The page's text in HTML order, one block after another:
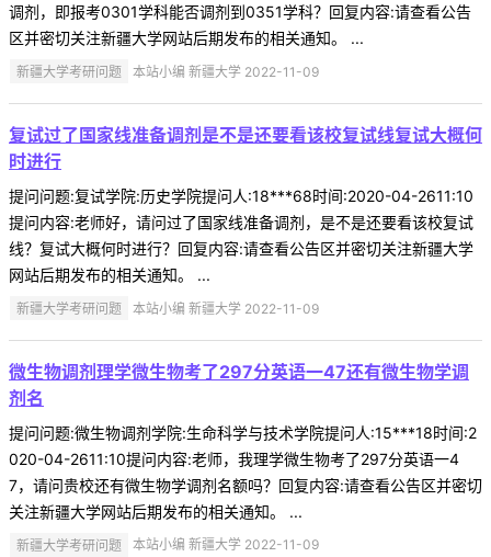
调剂，即报考0301学科能否调剂到0351学科？回复内容:请查看公告
区并密切关注新疆大学网站后期发布的相关通知。 ...
新疆大学考研问题 本站小编 新疆大学 2022-11-09
复试过了国家线准备调剂是不是还要看该校复试线复试大概何
时进行
提问问题:复试学院:历史学院提问人:18***68时间:2020-04-2611:10
提问内容:老师好，请问过了国家线准备调剂，是不是还要看该校复试
线？复试大概何时进行？回复内容:请查看公告区并密切关注新疆大学
网站后期发布的相关通知。 ...
新疆大学考研问题 本站小编 新疆大学 2022-11-09
微生物调剂理学微生物考了297分英语一47还有微生物学调
剂名
提问问题:微生物调剂学院:生命科学与技术学院提问人:15***18时间:2
020-04-2611:10提问内容:老师，我理学微生物考了297分英语一4
7，请问贵校还有微生物学调剂名额吗？回复内容:请查看公告区并密切
关注新疆大学网站后期发布的相关通知。 ...
新疆大学考研问题 本站小编 新疆大学 2022-11-09